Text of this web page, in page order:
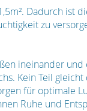
Dadurch ist
zu
ineinander
Kein Teil
für optimale
Ruhe und